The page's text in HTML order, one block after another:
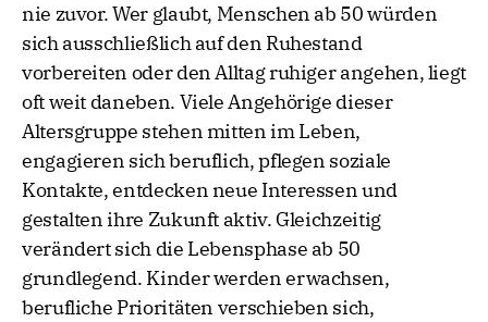
nie zuvor. Wer glaubt, Menschen ab 50 würden
sich ausschließlich auf den Ruhestand
vorbereiten oder den Alltag ruhiger angehen, liegt
oft weit daneben. Viele Angehörige dieser
Altersgruppe stehen mitten im Leben,
engagieren sich beruflich, pflegen soziale
Kontakte, entdecken neue Interessen und
gestalten ihre Zukunft aktiv. Gleichzeitig
verändert sich die Lebensphase ab 50
grundlegend. Kinder werden erwachsen,
berufliche Prioritäten verschieben sich,